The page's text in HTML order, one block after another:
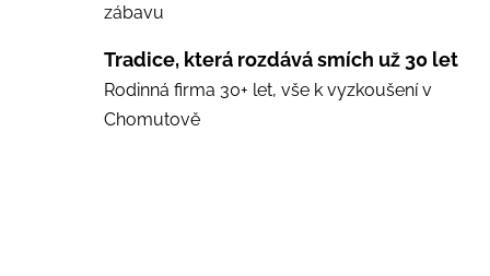
zábavu
Tradice, která rozdává smích už 30 let
Rodinná firma 30+ let, vše k vyzkoušení v
Chomutově